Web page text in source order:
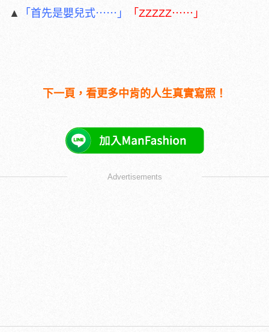
▲ 「首先是嬰兒式⋯⋯」 「ZZZZZ⋯⋯」
下一頁，看更多中肯的人生真實寫照！
Advertisements